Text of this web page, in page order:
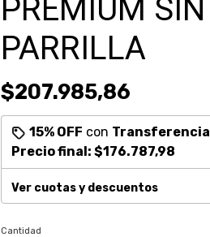
PREMIUM SIN
PARRILLA
$207.985,86
15% OFF con Transferencia
Precio final: $176.787,98
Ver cuotas y descuentos
Cantidad